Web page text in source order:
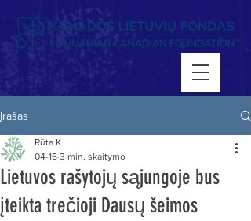
Įrašas
Lietuvos rašytojų sąjungoje bus
įteikta trečioji Dausų šeimos
Rūta K
04-16 3 min. skaitymo